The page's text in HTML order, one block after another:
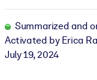
Summarized and
Activated by Erica
July 19, 2024